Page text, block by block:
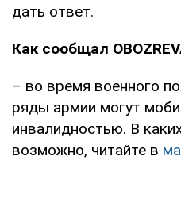
дать ответ.
Как сообщал
– во время военного
ряды армии могут
инвалидностью. В
возможно, читайте в